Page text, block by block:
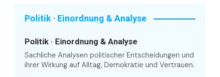
Politik · Einordnung & Analyse
Politik · Einordnung & Analyse
Sachliche Analysen politischer Entscheidungen und
ihrer Wirkung auf Alltag, Demokratie und Vertrauen.